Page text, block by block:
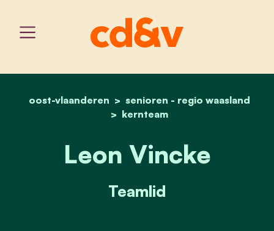
home
oost-vlaanderen
senioren - regio waasland
kernteam
leon vincke
Leon Vincke
Teamlid